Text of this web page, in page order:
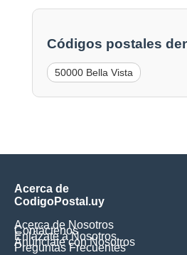
Códigos postales
50000 Bella Vista
Acerca de
CodigoPostal.uy
Acerca de Nosotros
Contáctenos
Enlázate a Nosotros
Anúnciate con Nosotros
Preguntas Frecuentes